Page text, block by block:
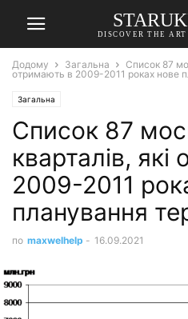
DISCOVER THE
Додому Загальна
Список 87
отримають в 2009-2011 роках нове
Загальна
Список 87
кварталів,
2009-2011
планування
по maxwelhelp - 16.09.2021